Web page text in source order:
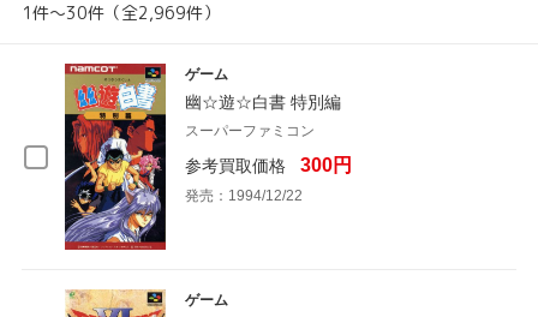
1件～30件（全2,969件）
ゲーム
幽☆遊☆白書 特別編
スーパーファミコン
参考買取価格 300円
発売：1994/12/22
ゲーム